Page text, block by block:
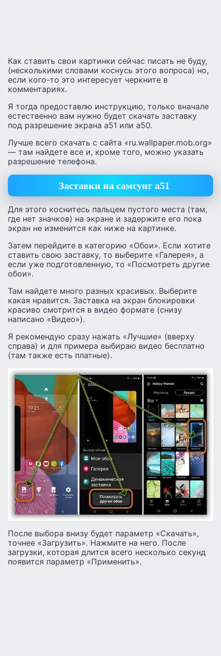
Как ставить свои картинки сейчас писать не буду,
(несколькими словами коснусь этого вопроса) но,
если кого-то это интересует черкните в
комментариях.
Я тогда предоставлю инструкцию, только вначале
естественно вам нужно будет скачать заставку
под разрешение экрана а51 или а50.
Лучше всего скачать с сайта «ru.wallpaper.mob.org»
— там найдете все и, кроме того, можно указать
разрешение телефона.
Заставки на самсунг а51
Для этого коснитесь пальцем пустого места (там,
где нет значков) на экране и задержите его пока
экран не изменится как ниже на картинке.
Затем перейдите в категорию «Обои». Если хотите
ставить свою заставку, то выберите «Галерея», а
если уже подготовленную, то «Посмотреть другие
обои».
Там найдете много разных красивых. Выберите
какая нравится. Заставка на экран блокировки
красиво смотрится в видео формате (снизу
написано «Видео»).
Я рекомендую сразу нажать «Лучшие» (вверху
справа) и для примера выбираю видео бесплатно
(там также есть платные).
После выбора внизу будет параметр «Скачать»,
точнее «Загрузить». Нажмите на него. После
загрузки, которая длится всего несколько секунд
появится параметр «Применить».